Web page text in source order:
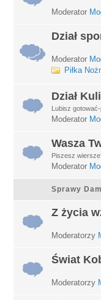
Moderator
Dział
Moderator
Piłka
Dział
Lubisz
Moderator
Wasza
Piszesz
Moderator
Sprawy
Z życia
Moderatorzy
Świat
Moderatorzy